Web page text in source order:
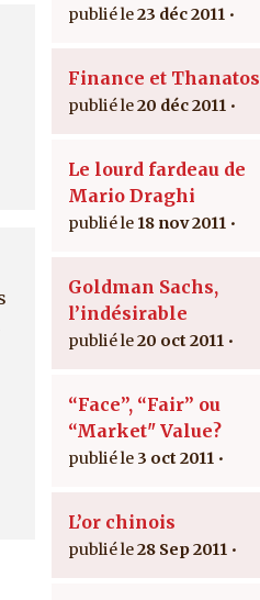
23 déc 2011
Finance et Thanatos
20 déc 2011
Le lourd fardeau de
Mario Draghi
18 nov 2011
Goldman Sachs,
l’indésirable
20 oct 2011
“Face”, “Fair” ou
“Market" Value?
3 oct 2011
L’or chinois
28 Sep 2011